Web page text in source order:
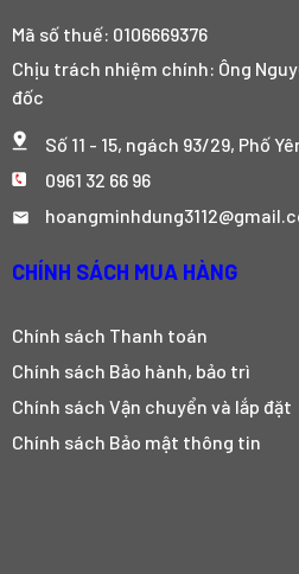
Mã số thuế: 0106669376
Chịu trách nhiệm chính: Ông
đốc
Số 11 - 15, ngách 93/29, Phố
0961 32 66 96
CHÍNH SÁCH MUA HÀNG
Chính sách Thanh toán
Chính sách Bảo hành, bảo trì
Chính sách Vận chuyển và lắp đặt
Chính sách Bảo mật thông tin